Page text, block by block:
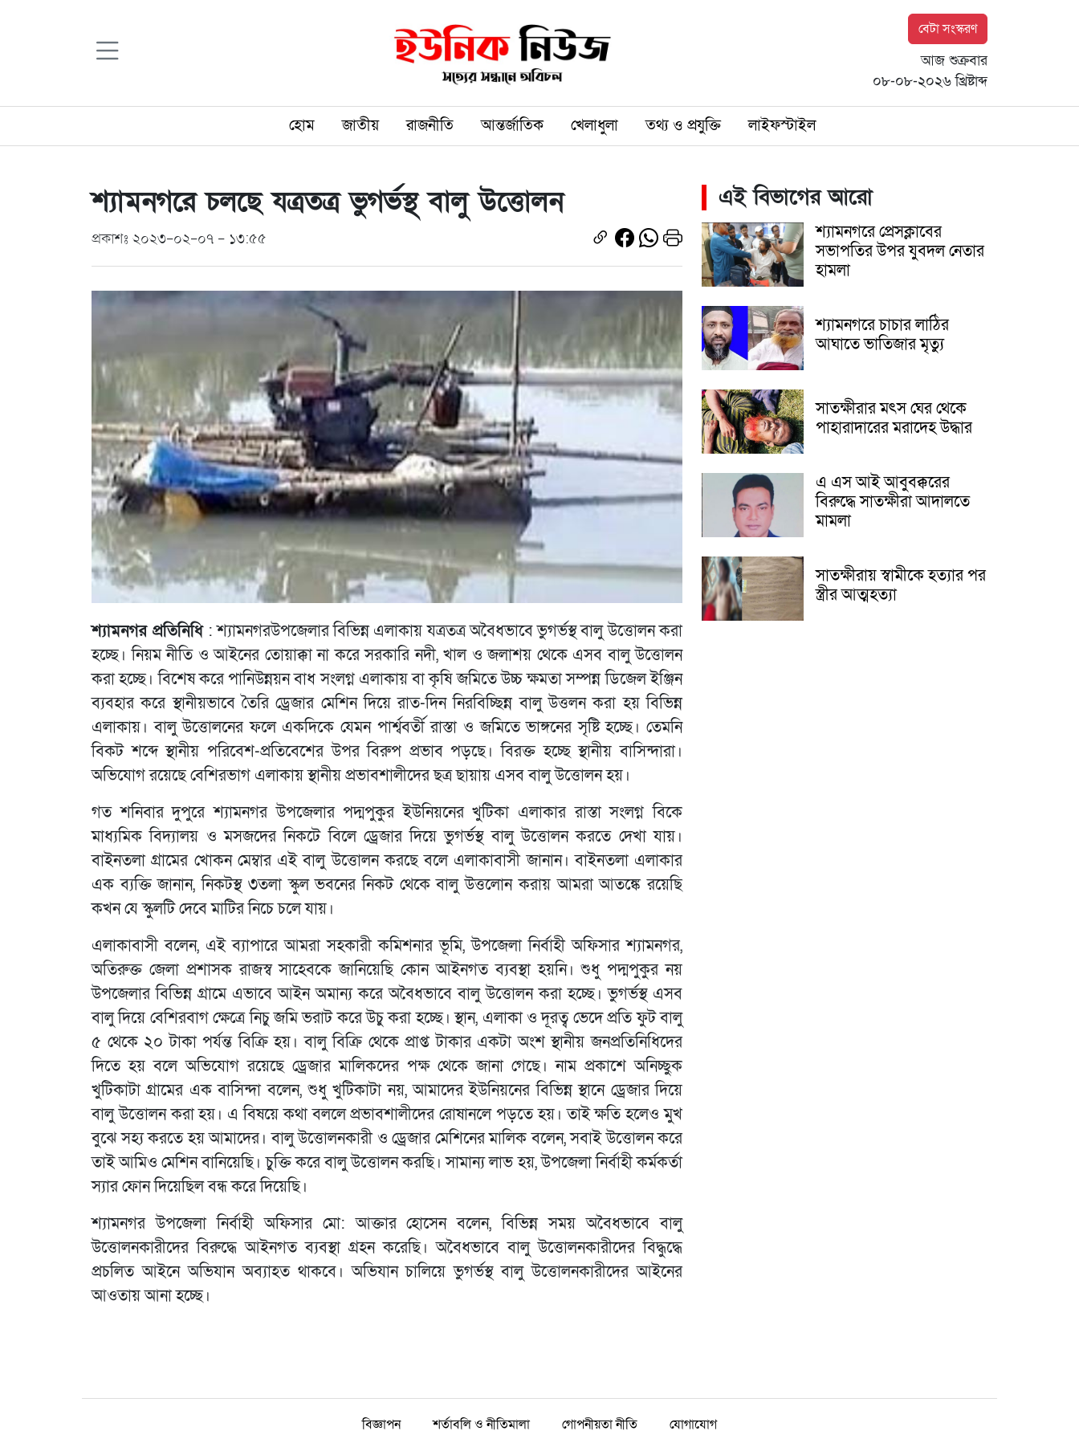
বেটা সংস্করণ
আজ শুক্রবার
০৮-০৮-২০২৬ খ্রিষ্টাব্দ
হোম জাতীয় রাজনীতি আন্তর্জাতিক খেলাধুলা তথ্য ও প্রযুক্তি লাইফস্টাইল
শ্যামনগরে চলছে যত্রতত্র ভুগর্ভস্থ বালু উত্তোলন
প্রকাশঃ ২০২৩-০২-০৭ - ১৩:৫৫
শ্যামনগর প্রতিনিধি: শ্যামনগরউপজেলার বিভিন্ন এলাকায় যত্রতত্র অবৈধভাবে ভুগর্ভস্থ বালু উত্তোলন করা
হচ্ছে। নিয়ম নীতি ও আইনের তোয়াক্কা না করে সরকারি নদী, খাল ও জলাশয় থেকে এসব বালু উত্তোলন
করা হচ্ছে। বিশেষ করে পানিউন্নয়ন বাধ সংলগ্ন এলাকায় বা কৃষি জমিতে উচ্চ ক্ষমতা সম্পন্ন ডিজেল ইঞ্জিন
ব্যবহার করে স্থানীয়ভাবে তৈরি ড্রেজার মেশিন দিয়ে রাত-দিন নিরবিচ্ছিন্ন বালু উত্তলন করা হয় বিভিন্ন
এলাকায়। বালু উত্তোলনের ফলে একদিকে যেমন পার্শ্ববর্তী রাস্তা ও জমিতে ভাঙ্গনের সৃষ্টি হচ্ছে। তেমনি
বিকট শব্দে স্থানীয় পরিবেশ-প্রতিবেশের উপর বিরুপ প্রভাব পড়ছে। বিরক্ত হচ্ছে স্থানীয় বাসিন্দারা।
অভিযোগ রয়েছে বেশিরভাগ এলাকায় স্থানীয় প্রভাবশালীদের ছত্র ছায়ায় এসব বালু উত্তোলন হয়।
গত শনিবার দুপুরে শ্যামনগর উপজেলার পদ্মপুকুর ইউনিয়নের খুটিকা এলাকার রাস্তা সংলগ্ন বিকে
মাধ্যমিক বিদ্যালয় ও মসজদের নিকটে বিলে ড্রেজার দিয়ে ভুগর্ভস্থ বালু উত্তোলন করতে দেখা যায়।
বাইনতলা গ্রামের খোকন মেম্বার এই বালু উত্তোলন করছে বলে এলাকাবাসী জানান। বাইনতলা এলাকার
এক ব্যক্তি জানান, নিকটস্থ ৩তলা স্কুল ভবনের নিকট থেকে বালু উত্তলোন করায় আমরা আতঙ্কে রয়েছি
কখন যে স্কুলটি দেবে মাটির নিচে চলে যায়।
এলাকাবাসী বলেন, এই ব্যাপারে আমরা সহকারী কমিশনার ভূমি, উপজেলা নির্বাহী অফিসার শ্যামনগর,
অতিরুক্ত জেলা প্রশাসক রাজস্ব সাহেবকে জানিয়েছি কোন আইনগত ব্যবস্থা হয়নি। শুধু পদ্মপুকুর নয়
উপজেলার বিভিন্ন গ্রামে এভাবে আইন অমান্য করে অবৈধভাবে বালু উত্তোলন করা হচ্ছে। ভুগর্ভস্থ এসব
বালু দিয়ে বেশিরবাগ ক্ষেত্রে নিচু জমি ভরাট করে উচু করা হচ্ছে। স্থান, এলাকা ও দূরত্ব ভেদে প্রতি ফুট বালু
৫ থেকে ২০ টাকা পর্যন্ত বিক্রি হয়। বালু বিক্রি থেকে প্রাপ্ত টাকার একটা অংশ স্থানীয় জনপ্রতিনিধিদের
দিতে হয় বলে অভিযোগ রয়েছে ড্রেজার মালিকদের পক্ষ থেকে জানা গেছে। নাম প্রকাশে অনিচ্ছুক
খুটিকাটা গ্রামের এক বাসিন্দা বলেন, শুধু খুটিকাটা নয়, আমাদের ইউনিয়নের বিভিন্ন স্থানে ড্রেজার দিয়ে
বালু উত্তোলন করা হয়। এ বিষয়ে কথা বললে প্রভাবশালীদের রোষানলে পড়তে হয়। তাই ক্ষতি হলেও মুখ
বুঝে সহ্য করতে হয় আমাদের। বালু উত্তোলনকারী ও ড্রেজার মেশিনের মালিক বলেন, সবাই উত্তোলন করে
তাই আমিও মেশিন বানিয়েছি। চুক্তি করে বালু উত্তোলন করছি। সামান্য লাভ হয়, উপজেলা নির্বাহী কর্মকর্তা
স্যার ফোন দিয়েছিল বন্ধ করে দিয়েছি।
শ্যামনগর উপজেলা নির্বাহী অফিসার মো: আক্তার হোসেন বলেন, বিভিন্ন সময় অবৈধভাবে বালু
উত্তোলনকারীদের বিরুদ্ধে আইনগত ব্যবস্থা গ্রহন করেছি। অবৈধভাবে বালু উত্তোলনকারীদের বিদ্ধুদ্ধে
প্রচলিত আইনে অভিযান অব্যাহত থাকবে। অভিযান চালিয়ে ভুগর্ভস্থ বালু উত্তোলনকারীদের আইনের
আওতায় আনা হচ্ছে।
এই বিভাগের আরো
শ্যামনগরে প্রেসক্লাবের
সভাপতির উপর যুবদল নেতার
হামলা
শ্যামনগরে চাচার লাঠির
আঘাতে ভাতিজার মৃত্যু
সাতক্ষীরার মৎস ঘের থেকে
পাহারাদারের মরাদেহ উদ্ধার
এ এস আই আবুবক্করের
বিরুদ্ধে সাতক্ষীরা আদালতে
মামলা
সাতক্ষীরায় স্বামীকে হত্যার পর
স্ত্রীর আত্মহত্যা
বিজ্ঞাপন শর্তাবলি ও নীতিমালা গোপনীয়তা নীতি যোগাযোগ